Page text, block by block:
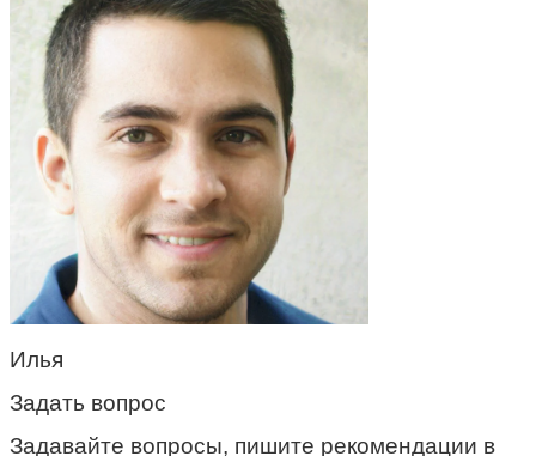
Илья
Задать вопрос
Задавайте вопросы, пишите рекомендации в